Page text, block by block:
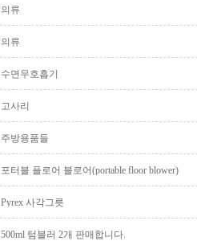
의류
의류
수면무호흡기
고사리
주방용품들
포터블 플로어 블로어(portable floor blower)
Pyrex 사각그릇
500ml 텀블러 2개 판매합니다.